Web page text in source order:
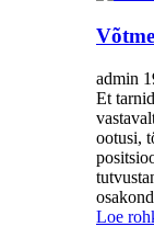
admin
Et
ootusi,
Loe